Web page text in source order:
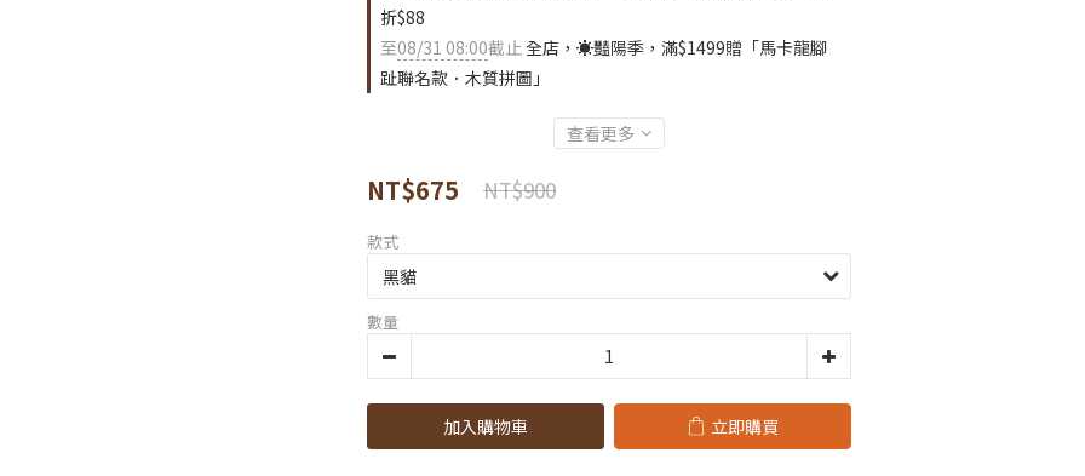
折$88
至08/31 08:00截止全店，☀️豔陽季，滿$1499贈「馬卡龍腳
趾聯名款．木質拼圖」
查看更多
NT$675 NT$900
款式
數量
加入購物車 立即購買